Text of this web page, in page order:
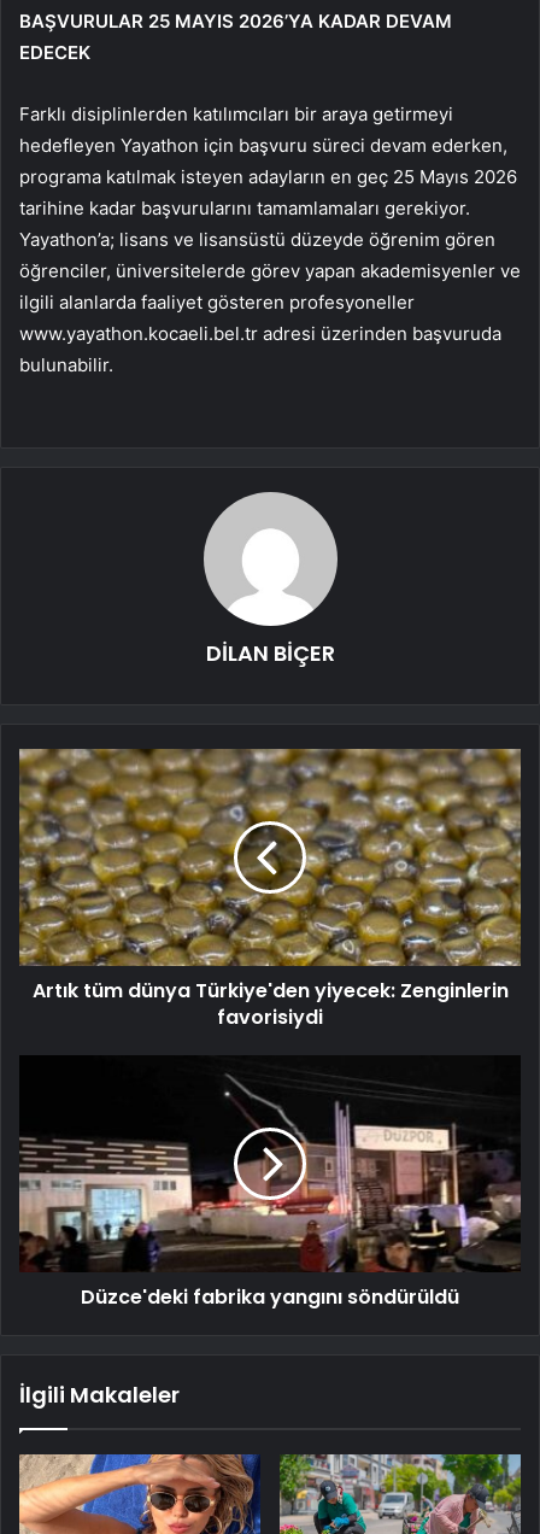
BAŞVURULAR 25 MAYIS 2026’YA KADAR DEVAM
EDECEK
Farklı disiplinlerden katılımcıları bir araya getirmeyi
hedefleyen Yayathon için başvuru süreci devam ederken,
programa katılmak isteyen adayların en geç 25 Mayıs 2026
tarihine kadar başvurularını tamamlamaları gerekiyor.
Yayathon’a; lisans ve lisansüstü düzeyde öğrenim gören
öğrenciler, üniversitelerde görev yapan akademisyenler ve
ilgili alanlarda faaliyet gösteren profesyoneller
www.yayathon.kocaeli.bel.tr adresi üzerinden başvuruda
bulunabilir.
DİLAN BİÇER
Artık tüm dünya Türkiye'den yiyecek: Zenginlerin
favorisiydi
Düzce'deki fabrika yangını söndürüldü
İlgili Makaleler